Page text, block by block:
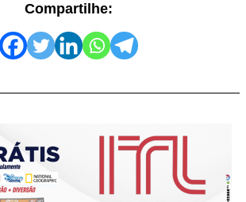
Compartilhe: